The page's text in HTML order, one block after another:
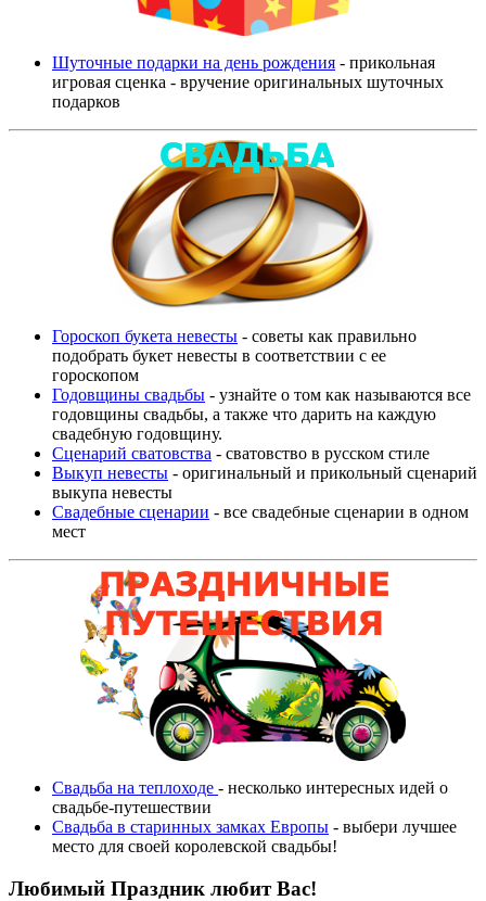
Шуточные подарки на день рождения - прикольная
игровая сценка - вручение оригинальных шуточных
подарков
Гороскоп букета невесты - советы как правильно
подобрать букет невесты в соответствии с ее
гороскопом
Годовщины свадьбы - узнайте о том как называются все
годовщины свадьбы, а также что дарить на каждую
свадебную годовщину.
Сценарий сватовства - сватовство в русском стиле
Выкуп невесты - оригинальный и прикольный сценарий
выкупа невесты
Свадебные сценарии - все свадебные сценарии в одном
мест
Свадьба на теплоходе - несколько интересных идей о
свадьбе-путешествии
Свадьба в старинных замках Европы - выбери лучшее
место для своей королевской свадьбы!
Любимый Праздник любит Вас!